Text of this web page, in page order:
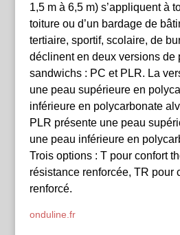
1,5 m à 6,5 m) s’appliquent à
toiture ou d’un bardage de
tertiaire, sportif, scolaire, de
déclinent en deux versions de
sandwichs : PC et PLR. La
une peau supérieure en
inférieure en polycarbonate
PLR présente une peau
une peau inférieure en
Trois options : T pour confort
résistance renforcée, TR pour
renforcé.
onduline.fr